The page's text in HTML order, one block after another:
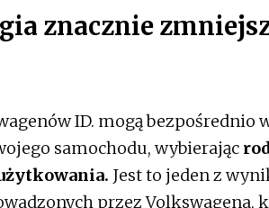
znacznie
ID. mogą bezpośrednio
samochodu, wybierając
Jest to jeden z
przez Volkswagena,